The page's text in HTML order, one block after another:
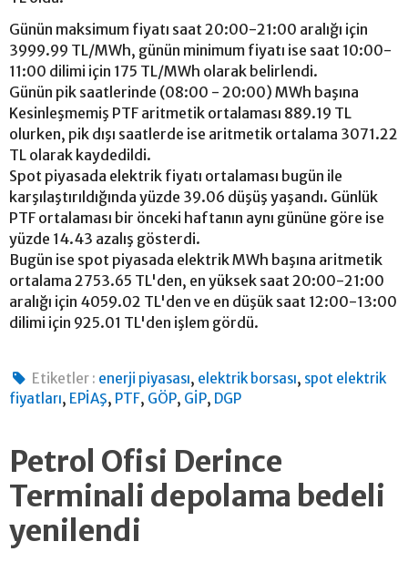
Günün maksimum fiyatı saat 20:00-21:00 aralığı için
3999.99 TL/MWh, günün minimum fiyatı ise saat 10:00-
11:00 dilimi için 175 TL/MWh olarak belirlendi.
Günün pik saatlerinde (08:00 - 20:00) MWh başına
Kesinleşmemiş PTF aritmetik ortalaması 889.19 TL
olurken, pik dışı saatlerde ise aritmetik ortalama 3071.22
TL olarak kaydedildi.
Spot piyasada elektrik fiyatı ortalaması bugün ile
karşılaştırıldığında yüzde 39.06 düşüş yaşandı. Günlük
PTF ortalaması bir önceki haftanın aynı gününe göre ise
yüzde 14.43 azalış gösterdi.
Bugün ise spot piyasada elektrik MWh başına aritmetik
ortalama 2753.65 TL'den, en yüksek saat 20:00-21:00
aralığı için 4059.02 TL'den ve en düşük saat 12:00-13:00
dilimi için 925.01 TL'den işlem gördü.
Etiketler : enerji piyasası, elektrik borsası, spot elektrik
fiyatları, EPİAŞ, PTF, GÖP, GİP, DGP
Petrol Ofisi Derince
Terminali depolama bedeli
yenilendi